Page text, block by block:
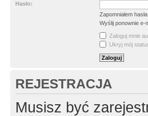
Hasło:
Zapomniałem hasła
Wyślij ponownie e-
Zaloguj mnie
Ukryj mój
REJESTRACJA
Musisz być